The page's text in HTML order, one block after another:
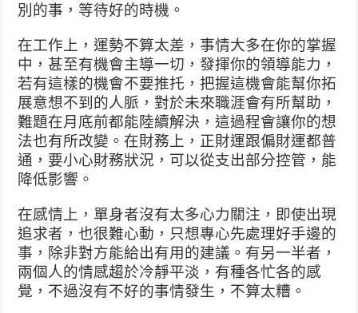
別的事，等待好的時機。
在工作上，運勢不算太差，事情大多在你的掌握
中，甚至有機會主導一切，發揮你的領導能力，
若有這樣的機會不要推托，把握這機會能幫你拓
展意想不到的人脈，對於未來職涯會有所幫助，
難題在月底前都能陸續解決，這過程會讓你的想
法也有所改變。在財務上，正財運跟偏財運都普
通，要小心財務狀況，可以從支出部分控管，能
降低影響。
在感情上，單身者沒有太多心力關注，即使出現
追求者，也很難心動，只想專心先處理好手邊的
事，除非對方能給出有用的建議。有另一半者，
兩個人的情感趨於冷靜平淡，有種各忙各的感
覺，不過沒有不好的事情發生，不算太糟。